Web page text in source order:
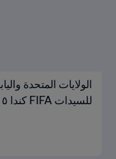
الولايات المتحدة
للسيدات FIFA كندا ٢٠١٥ | فيديو ملخص